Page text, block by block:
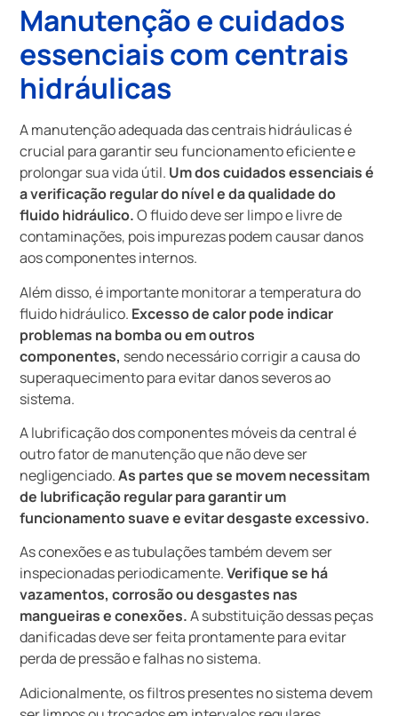
Manutenção e cuidados
essenciais com centrais
hidráulicas
A manutenção adequada das centrais hidráulicas é
crucial para garantir seu funcionamento eficiente e
prolongar sua vida útil. Um dos cuidados essenciais é
a verificação regular do nível e da qualidade do
fluido hidráulico.O fluido deve ser limpo e livre de
contaminações, pois impurezas podem causar danos
aos componentes internos.
Além disso, é importante monitorar a temperatura do
fluido hidráulico. Excesso de calor pode indicar
problemas na bomba ou em outros
componentes, sendo necessário corrigir a causa do
superaquecimento para evitar danos severos ao
sistema.
A lubrificação dos componentes móveis da central é
outro fator de manutenção que não deve ser
negligenciado.As partes que se movem necessitam
de lubrificação regular para garantir um
funcionamento suave e evitar desgaste excessivo.
As conexões e as tubulações também devem ser
inspecionadas periodicamente.Verifique se há
vazamentos, corrosão ou desgastes nas
mangueiras e conexões.A substituição dessas peças
danificadas deve ser feita prontamente para evitar
perda de pressão e falhas no sistema.
Adicionalmente, os filtros presentes no sistema devem